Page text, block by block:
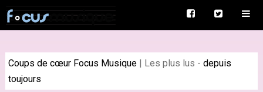
Coups de cœur Focus Musique| Les plus lus - depuis
toujours